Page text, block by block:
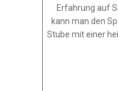
Erfahrung auf
kann man den
Stube mit einer